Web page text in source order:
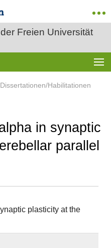
Freien Universität
Dissertationen/Habilitationen
in synaptic
parallel
plasticity at the